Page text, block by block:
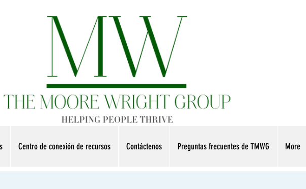
Centro de conexión de recursos Contáctenos Preguntas frecuentes de TMWG More